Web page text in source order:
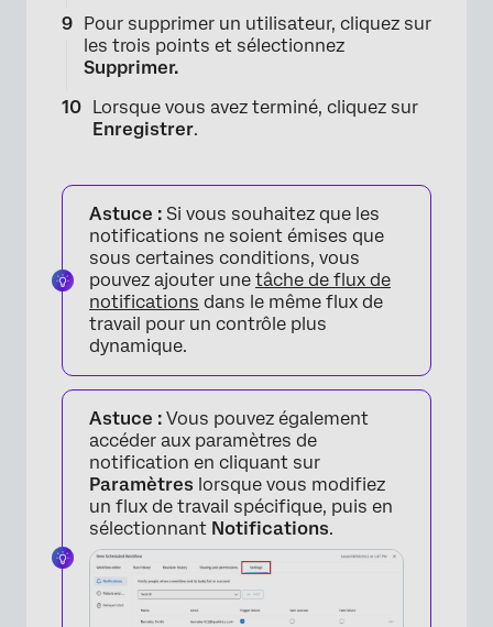
×
Pour supprimer un utilisateur, cliquez sur
les trois points et sélectionnez
Supprimer.
Lorsque vous avez terminé, cliquez sur
Enregistrer.
Astuce : Si vous souhaitez que les
notifications ne soient émises que
sous certaines conditions, vous
pouvez ajouter une tâche de flux de
notifications dans le même flux de
travail pour un contrôle plus
dynamique.
Astuce : Vous pouvez également
accéder aux paramètres de
notification en cliquant sur
Paramètres lorsque vous modifiez
un flux de travail spécifique, puis en
sélectionnant Notifications.